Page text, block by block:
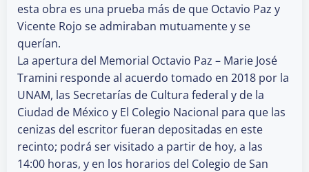
esta obra es una prueba más de que Octavio Paz y
Vicente Rojo se admiraban mutuamente y se
querían.
La apertura del Memorial Octavio Paz – Marie José
Tramini responde al acuerdo tomado en 2018 por la
UNAM, las Secretarías de Cultura federal y de la
Ciudad de México y El Colegio Nacional para que las
cenizas del escritor fueran depositadas en este
recinto; podrá ser visitado a partir de hoy, a las
14:00 horas, y en los horarios del Colegio de San